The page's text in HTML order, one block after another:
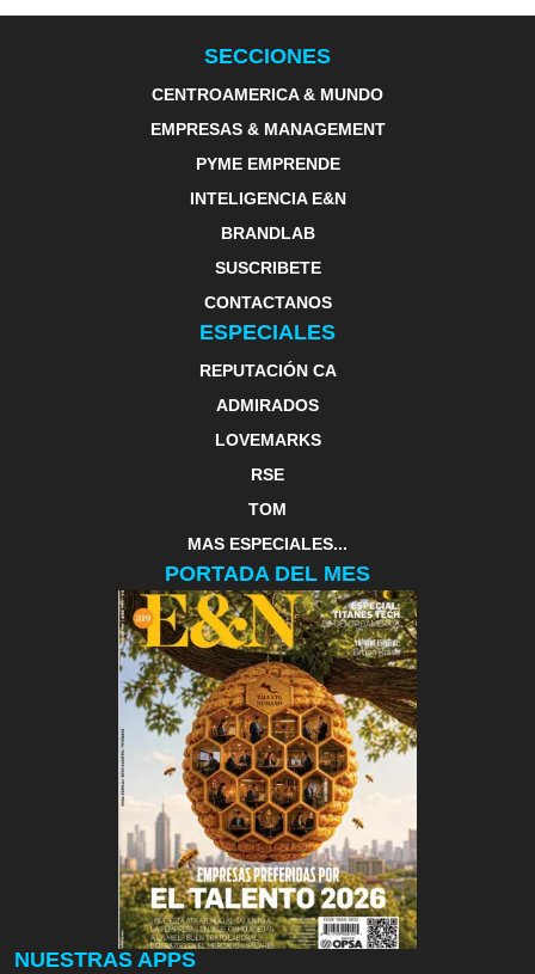
SECCIONES
CENTROAMERICA & MUNDO
EMPRESAS & MANAGEMENT
PYME EMPRENDE
INTELIGENCIA E&N
BRANDLAB
SUSCRIBETE
CONTACTANOS
ESPECIALES
REPUTACIÓN CA
ADMIRADOS
LOVEMARKS
RSE
TOM
MAS ESPECIALES...
PORTADA DEL MES
NUESTRAS APPS